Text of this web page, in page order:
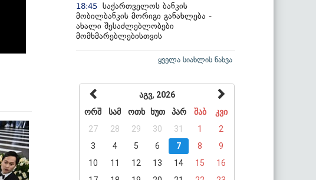
18:45 საქართველოს ბანკის
მობილბანკის მორიგი განახლება -
ახალი შესაძლებლობები
მომხმარებლებისთვის
ყველა სიახლის ნახვა
აგვ, 2026
ორშ
სამ ოთხ ხუთ პარ შაბ
კვი
27
28 29 30 31 1
2
3
4 5 6 7 8
9
10
11 12 13 14 15
16